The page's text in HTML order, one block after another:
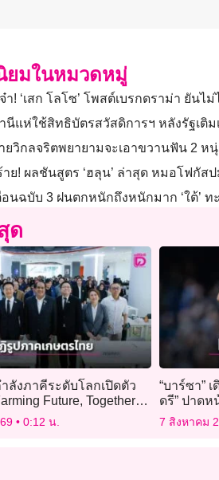
ยมในหมวดหมู่
า! ‘เสก โลโซ’ โพสต์เบรกดราม่า ยัน
นีแห่ใช้สิทธิบัตรสวัสดิการฯ หลังรัฐเติ
ยวิกลจริตพยายามจะเอาขวานฟัน 2
ย! ผลชันสูตร ‘ฮลุน’ ล่าสุด หมอโฟกัสป
นฉบับ 3 ฝนตกหนักถึงหนักมาก ‘ใต้’ ท
ด
ำลังภาคีระดับโลกเปิดตัว
Future, Together”
ตรไทย
0:12 น.
“บาร์ซา”
ดรี” ปาด
7 สิงหาคม